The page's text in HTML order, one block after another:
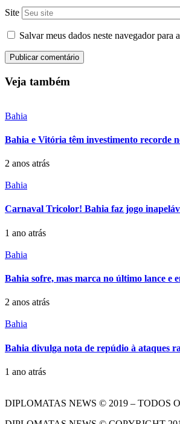
Site
Salvar meus dados neste navegador para
Veja também
Bahia
Bahia e Vitória têm investimento recorde
2 anos atrás
Bahia
Carnaval Tricolor! Bahia faz jogo
1 ano atrás
Bahia
Bahia sofre, mas marca no último lance e
2 anos atrás
Bahia
Bahia divulga nota de repúdio à ataques
1 ano atrás
DIPLOMATAS NEWS © 2019 – TODOS